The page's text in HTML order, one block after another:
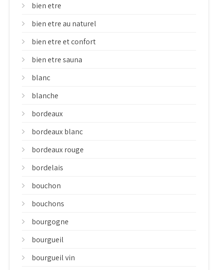
bien etre
bien etre au naturel
bien etre et confort
bien etre sauna
blanc
blanche
bordeaux
bordeaux blanc
bordeaux rouge
bordelais
bouchon
bouchons
bourgogne
bourgueil
bourgueil vin